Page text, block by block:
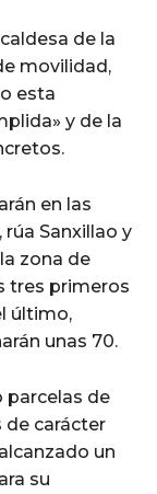
de la
movilidad,
esta
y de la
en las
rúa Sanxillao y
zona de
tres primeros
último,
unas 70.
parcelas de
carácter
un
su